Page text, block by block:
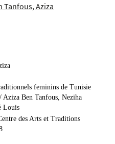
Tanfous, Aziza
feminins de Tunisie
Ben Tanfous, Neziha
Louis
des Arts et Traditions